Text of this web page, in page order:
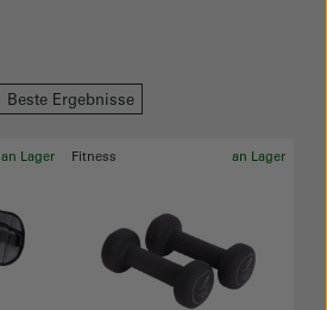
Beste Ergebnisse
an Lager Fitness an Lager